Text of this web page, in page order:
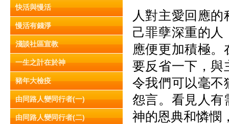
快活與慢活
慢活有錢淨
淺談社區宣教
一生之計在於神
豬年大檢疫
由同路人變同行者(一)
由同路人變同行者(二)
人對主愛回應
己罪孽深重的人
應便更加積極
要反省一下，與
令我們可以毫不
怨言。看見人有
神的恩典和憐憫